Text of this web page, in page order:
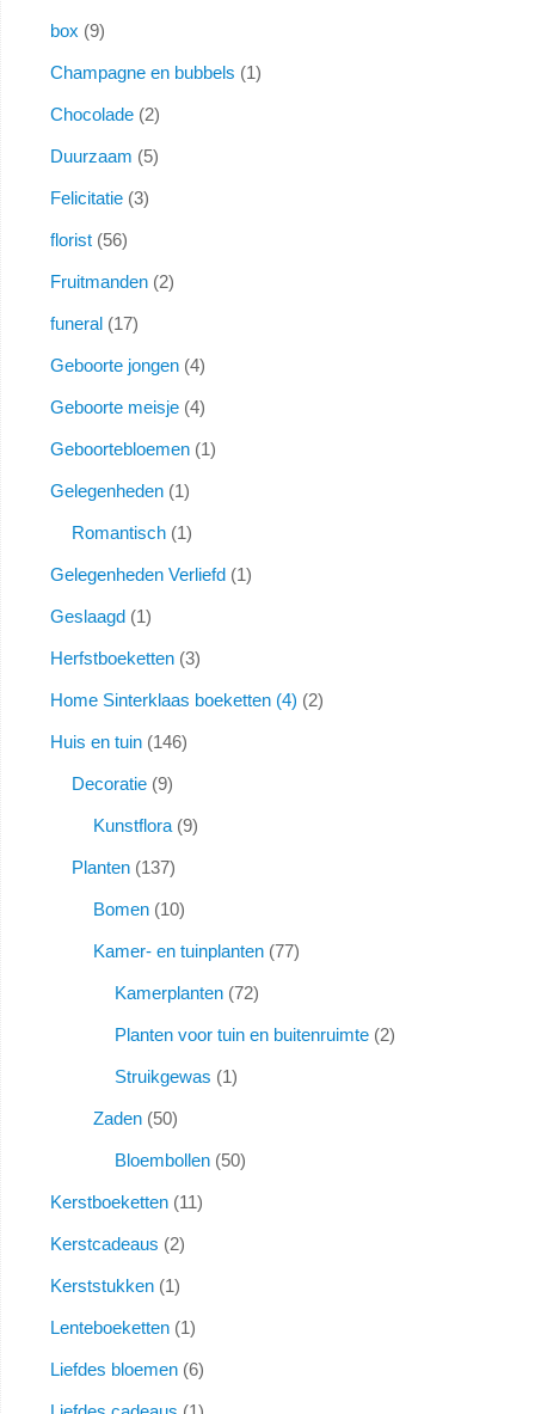
box 9
Champagne en bubbels 1
Chocolade 2
Duurzaam 5
Felicitatie 3
florist 56
Fruitmanden 2
funeral 17
Geboorte jongen 4
Geboorte meisje 4
Geboortebloemen 1
Gelegenheden 1
Romantisch 1
Gelegenheden Verliefd 1
Geslaagd 1
Herfstboeketten 3
Home Sinterklaas boeketten (4) 2
Huis en tuin 146
Decoratie 9
Kunstflora 9
Planten 137
Bomen 10
Kamer- en tuinplanten 77
Kamerplanten 72
Planten voor tuin en buitenruimte 2
Struikgewas 1
Zaden 50
Bloembollen 50
Kerstboeketten 11
Kerstcadeaus 2
Kerststukken 1
Lenteboeketten 1
Liefdes bloemen 6